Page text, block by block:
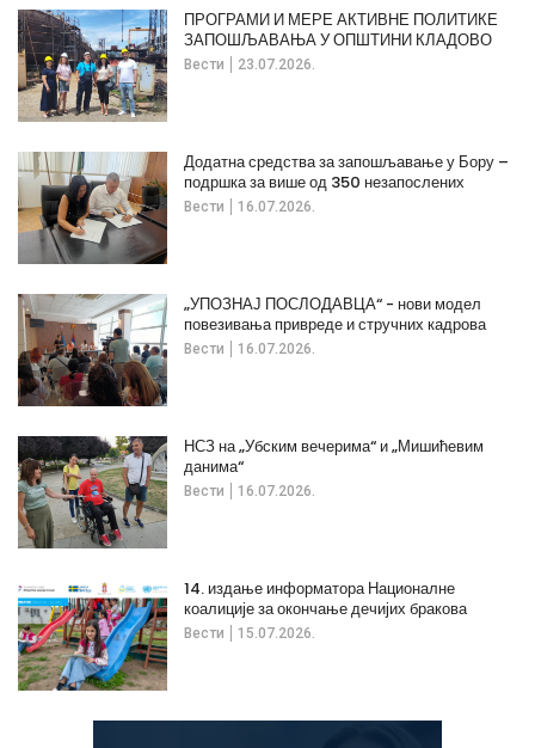
Вести 23.07.2026.
ПРОГРАМИ И МЕРЕ АКТИВНЕ ПОЛИТИКЕ
ЗАПОШЉАВАЊА У ОПШТИНИ КЛАДОВО
Вести 16.07.2026.
Додатна средства за запошљавање у Бору –
подршка за више од 350 незапослених
Вести 16.07.2026.
„УПОЗНАЈ ПОСЛОДАВЦА“ - нови модел
повезивања привреде и стручних кадрова
Вести 16.07.2026.
НСЗ на „Убским вечерима“ и „Мишићевим
данима“
Вести 15.07.2026.
14. издање информатора Националне
коалиције за окончање дечијих бракова